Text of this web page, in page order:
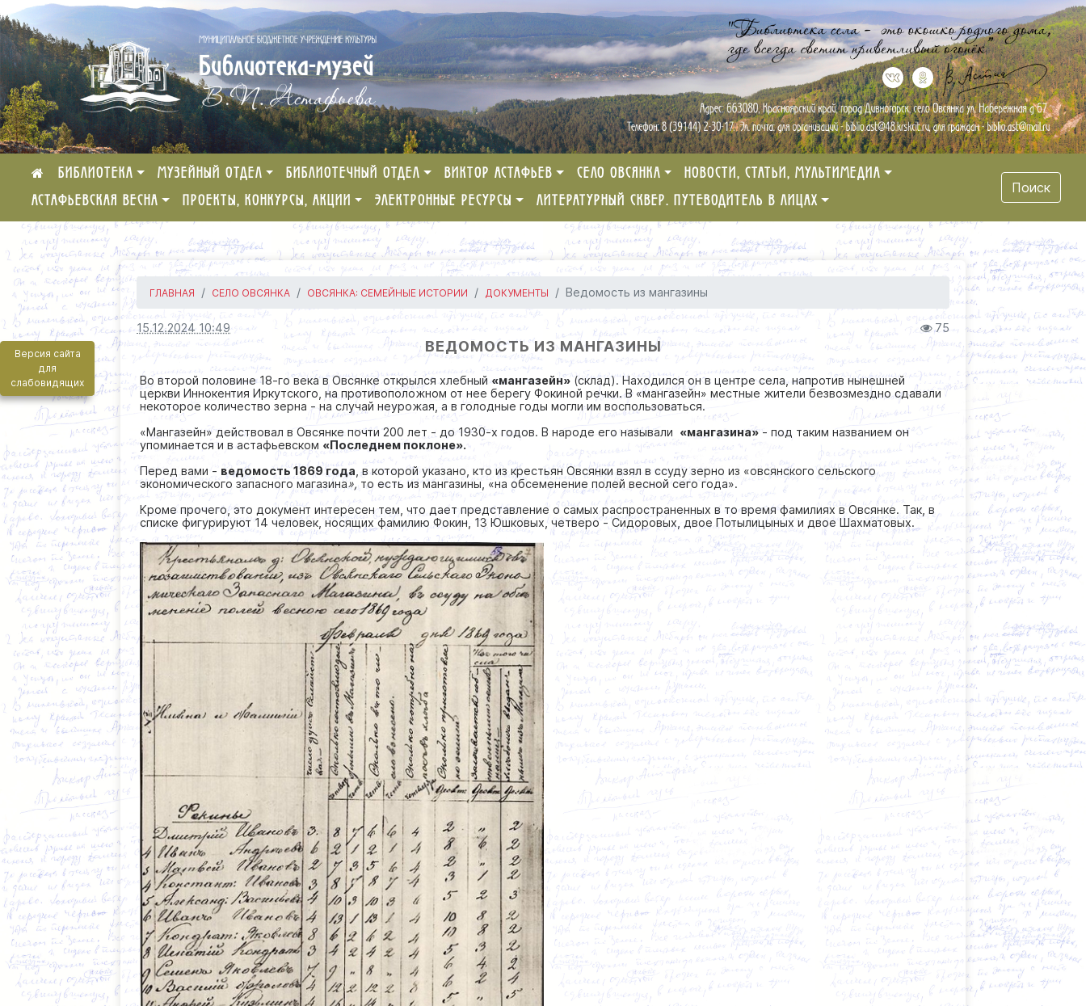
Версия сайта
для
слабовидящих
БИБЛИОТЕКА МУЗЕЙНЫЙ ОТДЕЛ БИБЛИОТЕЧНЫЙ ОТДЕЛ ВИКТОР АСТАФЬЕВ СЕЛО ОВСЯНКА НОВОСТИ, СТАТЬИ, МУЛЬТИМЕДИА
АСТАФЬЕВСКАЯ ВЕСНА ПРОЕКТЫ, КОНКУРСЫ, АКЦИИ ЭЛЕКТРОННЫЕ РЕСУРСЫ ЛИТЕРАТУРНЫЙ СКВЕР. ПУТЕВОДИТЕЛЬ В ЛИЦАХ
Поиск
ГЛАВНАЯ СЕЛО ОВСЯНКА ОВСЯНКА: СЕМЕЙНЫЕ ИСТОРИИ ДОКУМЕНТЫ Ведомость из мангазины
15.12.2024 10:49 75
ВЕДОМОСТЬ ИЗ МАНГАЗИНЫ
Во второй половине 18-го века в Овсянке открылся хлебный«мангазейн»(склад). Находился он в центре села, напротив нынешней
церкви Иннокентия Иркутского, на противоположном от нее берегу Фокиной речки. В «мангазейн» местные жители безвозмездно сдавали
некоторое количество зерна - на случай неурожая, а в голодные годы могли им воспользоваться.
«Мангазейн» действовал в Овсянке почти 200 лет - до 1930-х годов. В народе его называли «мангазина» - под таким названием он
упоминается и в астафьевском «Последнем поклоне».
Перед вами - ведомость 1869 года , в которой указано, кто из крестьян Овсянки взял в ссуду зерно из «овсянского сельского
экономического запасного магазина», то есть из мангазины, «на обсеменение полей весной сего года».
Кроме прочего, это документ интересен тем, что дает представление о самых распространенных в то время фамилиях в Овсянке. Так, в
списке фигурируют 14 человек, носящих фамилию Фокин, 13 Юшковых, четверо - Сидоровых, двое Потылицыных и двое Шахматовых.